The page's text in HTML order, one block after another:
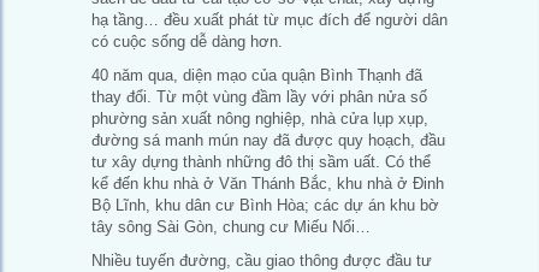
hạ tầng… đều xuất phát từ mục đích để người dân
có cuộc sống dễ dàng hơn.
40 năm qua, diện mạo của quận Bình Thạnh đã
thay đổi. Từ một vùng đầm lầy với phân nửa số
phường sản xuất nông nghiệp, nhà cửa lụp xụp,
đường sá manh mún nay đã được quy hoạch, đầu
tư xây dựng thành những đô thị sầm uất. Có thể
kể đến khu nhà ở Văn Thánh Bắc, khu nhà ở Đinh
Bộ Lĩnh, khu dân cư Bình Hòa; các dự án khu bờ
tây sông Sài Gòn, chung cư Miếu Nổi…
Nhiều tuyến đường, cầu giao thông được đầu tư